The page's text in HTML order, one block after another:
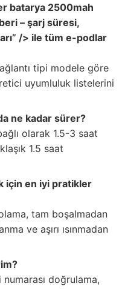
batarya 2500mah
– şarj süresi,
/> ile tüm e-podlar
tipi modele göre
uyumluluk listelerini
ne kadar sürer?
olarak 1.5-3 saat
1.5 saat
için en iyi pratikler
tam boşalmadan
ve aşırı ısınmadan
doğrulama,